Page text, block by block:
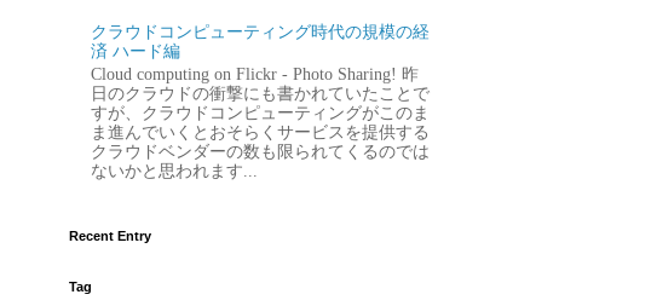
クラウドコンピューティング時代の規模の経
済 ハード編
Cloud computing on Flickr - Photo Sharing! 昨
日のクラウドの衝撃にも書かれていたことで
すが、クラウドコンピューティングがこのま
ま進んでいくとおそらくサービスを提供する
クラウドベンダーの数も限られてくるのでは
ないかと思われます...
Recent Entry
Tag